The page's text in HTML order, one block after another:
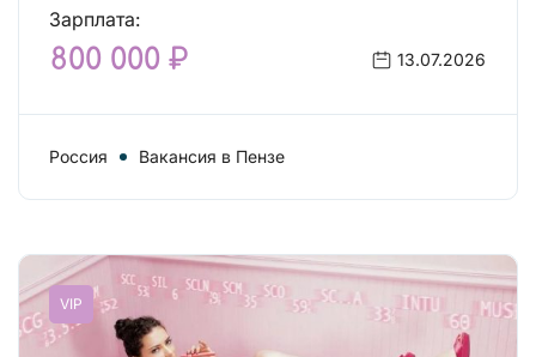
Зарплата:
800 000 ₽ 13.07.2026
Россия Вакансия в Пензе
VIP